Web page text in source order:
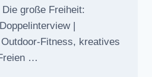
große Freiheit:
|
Fitness, kreatives
…